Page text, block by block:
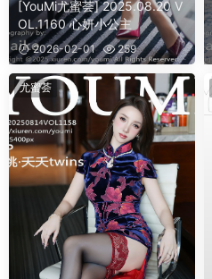
[YouMi尤蜜荟] 2025.08.20 V
OL.1160 心妍小公主
2026-02-01 259
尤蜜荟